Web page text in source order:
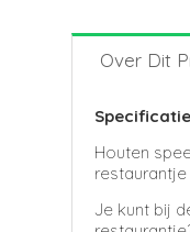
Over Dit
Specificatie
Houten
Je kunt bij